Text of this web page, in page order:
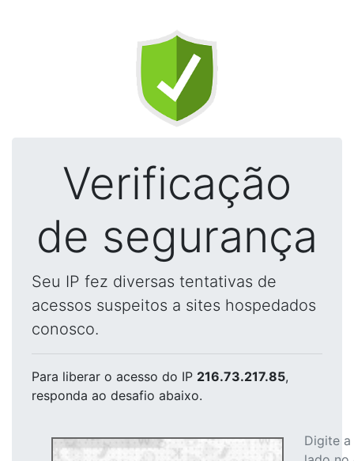
Verificação
de segurança
Seu IP fez diversas tentativas de
acessos suspeitos a sites hospedados
conosco.
Para liberar o acesso do IP 216.73.217.85,
responda ao desafio abaixo.
Digite